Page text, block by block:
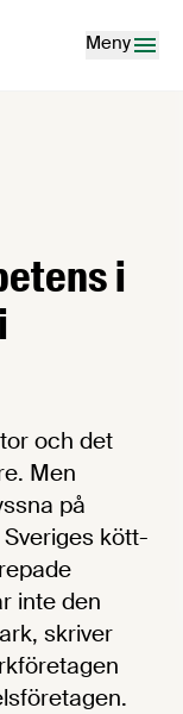
Meny
i
och det
Men
på
kött-
inte den
skriver